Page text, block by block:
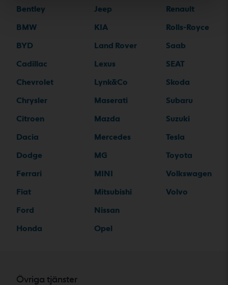
Bentley
BMW
BYD
Cadillac
Chevrolet
Chrysler
Citroen
Dacia
Dodge
Ferrari
Fiat
Ford
Honda
Jeep
KIA
Land Rover
Lexus
Lynk&Co
Maserati
Mazda
Mercedes
MG
MINI
Mitsubishi
Nissan
Opel
Renault
Rolls-Royce
Saab
SEAT
Skoda
Subaru
Suzuki
Tesla
Toyota
Volkswagen
Volvo
Övriga tjänster